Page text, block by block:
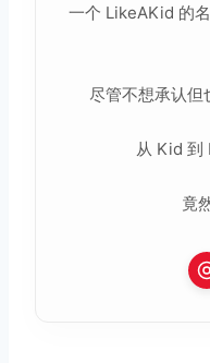
一个 LikeAKid 的
尽管不想承认但
从 Kid 到
竟